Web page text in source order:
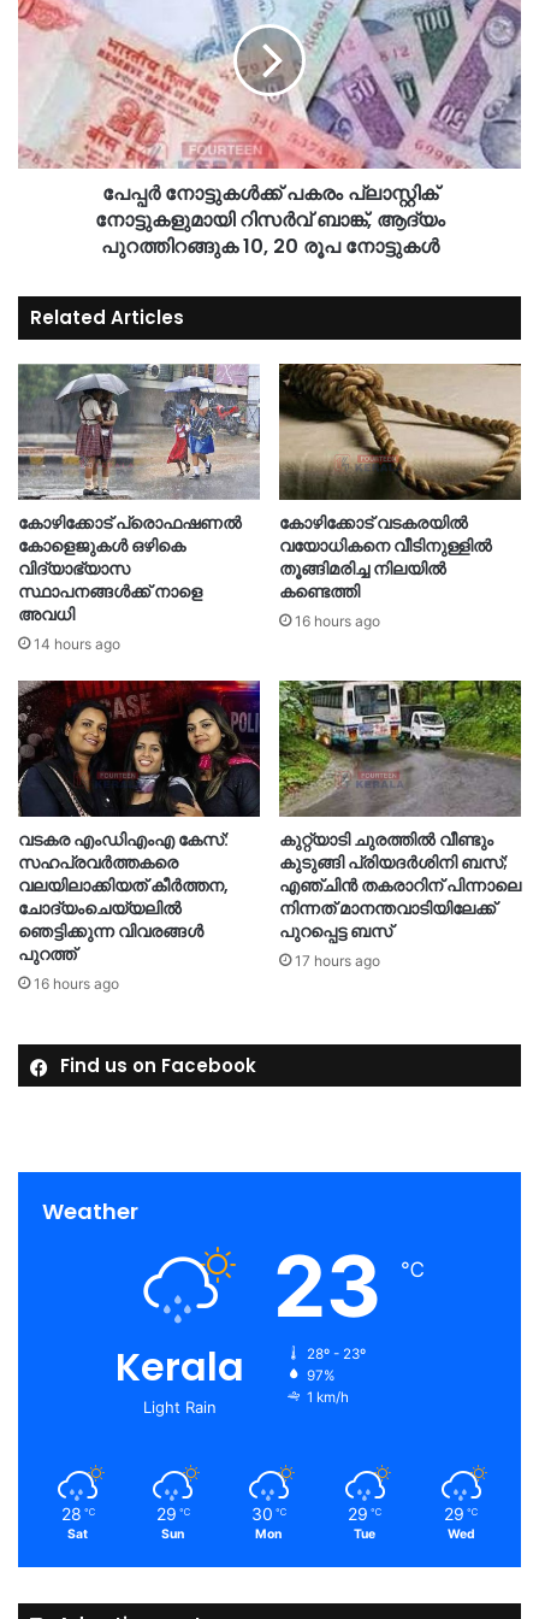
പേപ്പർ നോട്ടുകൾക്ക് പകരം പ്ലാസ്റ്റിക്
നോട്ടുകളുമായി റിസർവ് ബാങ്ക്, ആദ്യം
പുറത്തിറങ്ങുക 10, 20 രൂപ നോട്ടുകൾ
Related Articles
കോഴിക്കോട് പ്രൊഫഷണൽ
കോളെജുകൾ ഒഴികെ
വിദ്യാഭ്യാസ
സ്ഥാപനങ്ങൾക്ക് നാളെ
അവധി
14 hours ago
കോഴിക്കോട് വടകരയിൽ
വയോധികനെ വീടിനുള്ളിൽ
തൂങ്ങിമരിച്ച നിലയിൽ
കണ്ടെത്തി
16 hours ago
വടകര എംഡിഎംഎ കേസ്:
സഹപ്രവർത്തകരെ
വലയിലാക്കിയത് കീർത്തന,
ചോദ്യംചെയ്യലിൽ
ഞെട്ടിക്കുന്ന വിവരങ്ങൾ
പുറത്ത്
16 hours ago
കുറ്റ്യാടി ചുരത്തിൽ വീണ്ടും
കുടുങ്ങി പ്രിയദർശിനി ബസ്;
എഞ്ചിൻ തകരാറിന് പിന്നാലെ
നിന്നത് മാനന്തവാടിയിലേക്ക്
പുറപ്പെട്ട ബസ്
17 hours ago
Find us on Facebook
Weather
Kerala
Light Rain
23 ℃
28º - 23º
97%
1 km/h
28 ℃
Sat
29 ℃
Sun
30 ℃
Mon
29 ℃
Tue
29 ℃
Wed